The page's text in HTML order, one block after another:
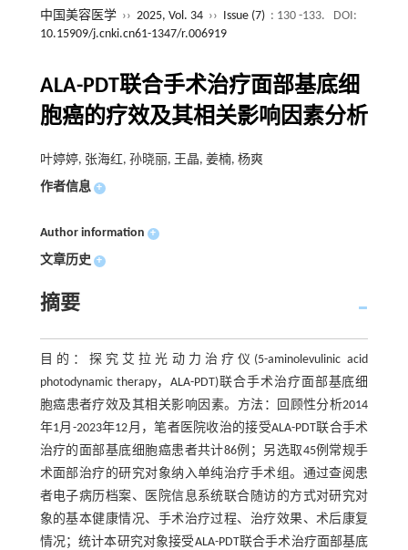
中国美容医学 ›› 2025, Vol. 34 ›› Issue (7) : 130 -133.
DOI:
10.15909/j.cnki.cn61-1347/r.006919
ALA-PDT联合手术治疗面部基底细
胞癌的疗效及其相关影响因素分析
叶婷婷, 张海红, 孙晓丽, 王晶, 姜楠, 杨爽
作者信息 +
Author information +
文章历史 +
摘要
目的：探究艾拉光动力治疗仪(5-aminolevulinic acid
photodynamic therapy，ALA-PDT)联合手术治疗面部基底细
胞癌患者疗效及其相关影响因素。方法：回顾性分析2014
年1月-2023年12月，笔者医院收治的接受ALA-PDT联合手术
治疗的面部基底细胞癌患者共计86例；另选取45例常规手
术面部治疗的研究对象纳入单纯治疗手术组。通过查阅患
者电子病历档案、医院信息系统联合随访的方式对研究对
象的基本健康情况、手术治疗过程、治疗效果、术后康复
情况；统计本研究对象接受ALA-PDT联合手术治疗面部基底